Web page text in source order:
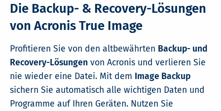
Die Backup- & Recovery-Lösungen
von Acronis True Image
Profitieren Sie von den altbewährten Backup- und
Recovery-Lösungen von Acronis und verlieren Sie
nie wieder eine Datei. Mit dem Image Backup
sichern Sie automatisch alle wichtigen Daten und
Programme auf Ihren Geräten. Nutzen Sie